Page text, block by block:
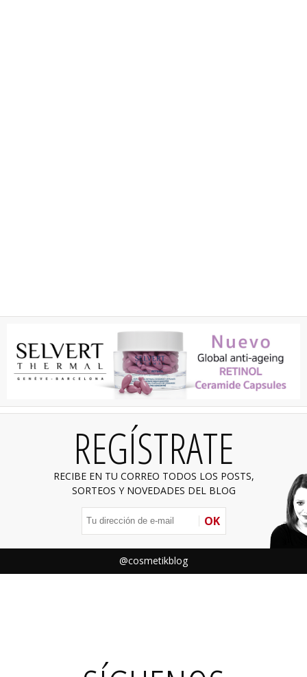
REGÍSTRATE
RECIBE EN TU CORREO TODOS LOS POSTS,
SORTEOS Y NOVEDADES DEL BLOG
OK
@cosmetikblog